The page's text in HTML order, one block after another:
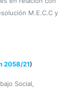
M.E.C.C y
2058/21)
Social,